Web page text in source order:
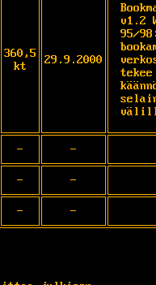
360,5
kt
29.9.2000
v1.2
95/
tekee
-
-
-
-
- -